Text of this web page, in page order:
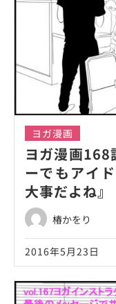
ヨガ漫画
ヨガ漫画168
ーでもアイ
大事だよね』
椿かをり
2016年5月23日